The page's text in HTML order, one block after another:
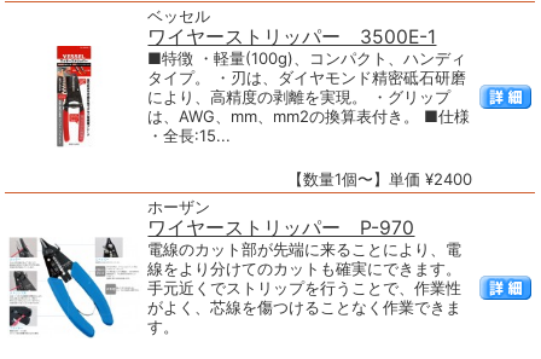
ベッセル
ワイヤーストリッパー 3500E-1
■特徴 ・軽量(100g)、コンパクト、ハンディ
タイプ。 ・刃は、ダイヤモンド精密砥石研磨
により、高精度の剥離を実現。 ・グリップ
は、AWG、mm、mm2の換算表付き。 ■仕様
・全長:15...
【数量1個〜】単価 ¥2400
ホーザン
ワイヤーストリッパー P-970
電線のカット部が先端に来ることにより、電
線をより分けてのカットも確実にできます。
手元近くでストリップを行うことで、作業性
がよく、芯線を傷つけることなく作業できま
す。